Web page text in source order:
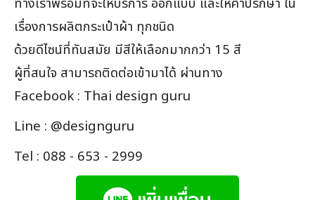
เรื่องการผลิตกระเป๋าผ้า ทุกชนิด
ด้วยดีไซน์ที่ทันสมัย มีสีให้เลือกมากกว่า 15 สี
ผู้ที่สนใจ สามารถติดต่อเข้ามาได้ ผ่านทาง
Facebook : Thai design guru
Line : @designguru
Tel : 088 - 653 - 2999